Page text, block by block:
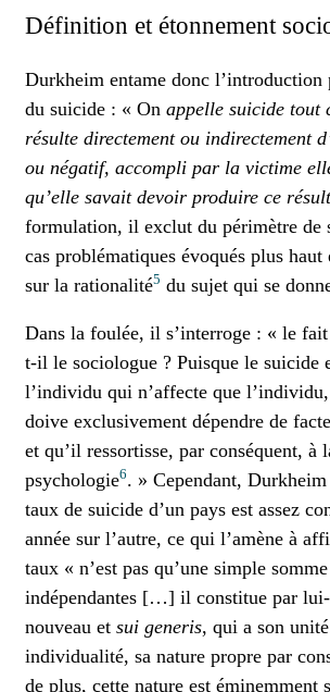
Définition et étonnement
Durkheim entame donc
du suicide : « On appelle suicide tout
résulte directement ou indirectement
ou négatif, accompli par la victime
qu’elle savait devoir produire ce
formulation, il exclut du périmètre de
cas problématiques évoqués plus haut
sur la rationalité5 du sujet qui se
Dans la foulée, il s’interroge : « le
t-il le sociologue ? Puisque le suicide
l’individu qui n’affecte que
doive exclusivement dépendre de
et qu’il ressortisse, par conséquent, à
psychologie6. » Cependant,
taux de suicide d’un pays est assez
année sur l’autre, ce qui l’amène à
taux « n’est pas qu’une simple
indépendantes […] il constitue par
nouveau et sui generis, qui a son
individualité, sa nature propre par
de plus, cette nature est éminemment